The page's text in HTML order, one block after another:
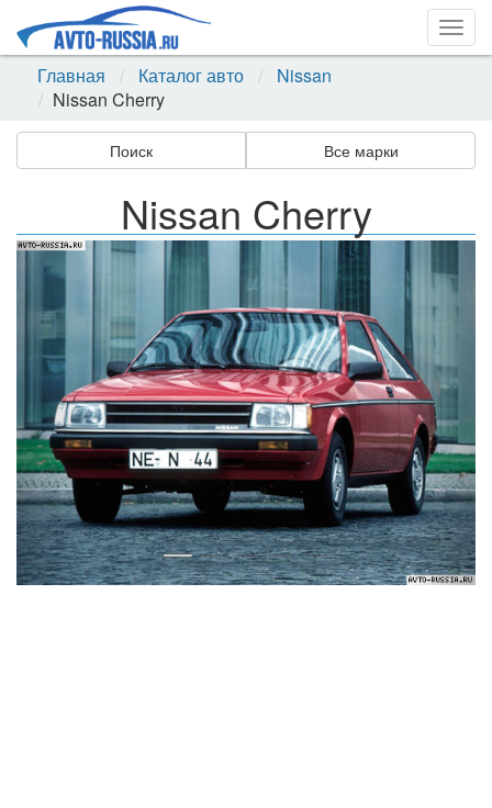
Главная
Каталог авто
Nissan
Nissan Cherry
Поиск Все марки
Nissan Cherry
Назад